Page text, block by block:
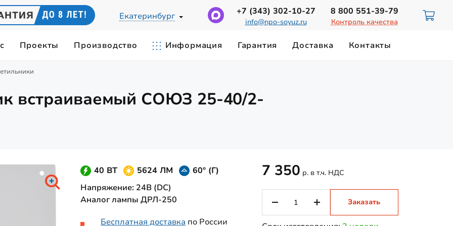
Екатеринбург +7 (343) 302-10-27
info@npo-soyuz.ru
8 800 551-39-79
Контроль качества
Светильники для цеха
Проекты Производство Информация
СВЕТА ЦВЕТОВАЯ ТЕМПЕРАТУРА
Гарантия Доставка Контакты
встраиваемый СОЮЗ 25-40/2-
40 ВТ 5624 ЛМ
60° (Г)
Напряжение: 24В (DС)
Аналог лампы ДРЛ-250
Бесплатная доставка по России
7 350 р. в т.ч. НДС
Заказать